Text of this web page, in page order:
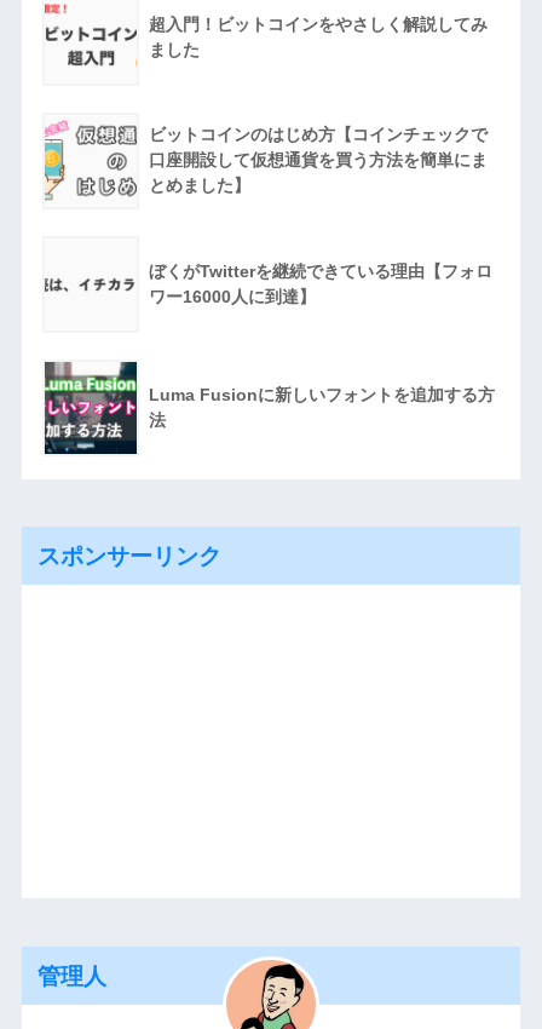
超入門！ビットコインをやさしく解説してみ
ました
ビットコインのはじめ方【コインチェックで
口座開設して仮想通貨を買う方法を簡単にま
とめました】
ぼくがTwitterを継続できている理由【フォロ
ワー16000人に到達】
Luma Fusionに新しいフォントを追加する方
法
スポンサーリンク
管理人